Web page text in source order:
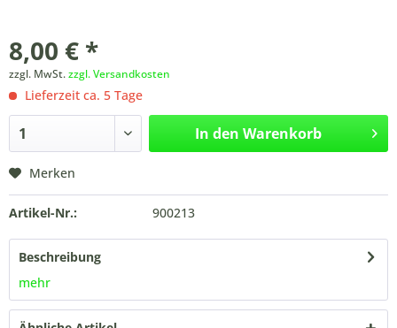
8,00 € *
zzgl. MwSt.zzgl. Versandkosten
Lieferzeit ca. 5 Tage
In den Warenkorb
Merken
Artikel-Nr.: 900213
Beschreibung
mehr